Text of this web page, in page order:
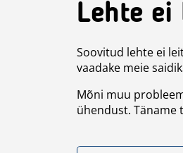
Lehte ei
Soovitud lehte ei
vaadake meie
Mõni muu
ühendust. Täname